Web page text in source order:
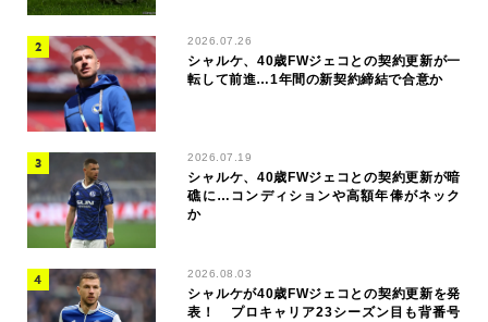
2026.07.26
シャルケ、40歳FWジェコとの契約更新が一
転して前進…1年間の新契約締結で合意か
2026.07.19
シャルケ、40歳FWジェコとの契約更新が暗
礁に…コンディションや高額年俸がネック
か
2026.08.03
シャルケが40歳FWジェコとの契約更新を発
表！ プロキャリア23シーズン目も背番号